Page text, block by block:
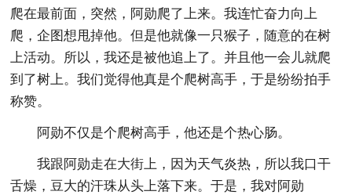
爬在最前面，突然，阿勋爬了上来。我连忙奋力向上
爬，企图想甩掉他。但是他就像一只猴子，随意的在树
上活动。所以，我还是被他追上了。并且他一会儿就爬
到了树上。我们觉得他真是个爬树高手，于是纷纷拍手
称赞。
阿勋不仅是个爬树高手，他还是个热心肠。
我跟阿勋走在大街上，因为天气炎热，所以我口干
舌燥，豆大的汗珠从头上落下来。于是，我对阿勋